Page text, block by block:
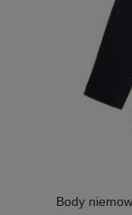
Body